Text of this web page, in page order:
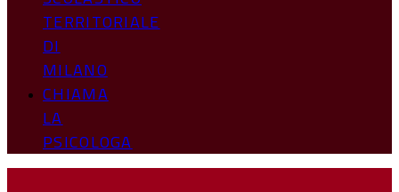
TERRITORIALE
DI
MILANO
CHIAMA
LA
PSICOLOGA